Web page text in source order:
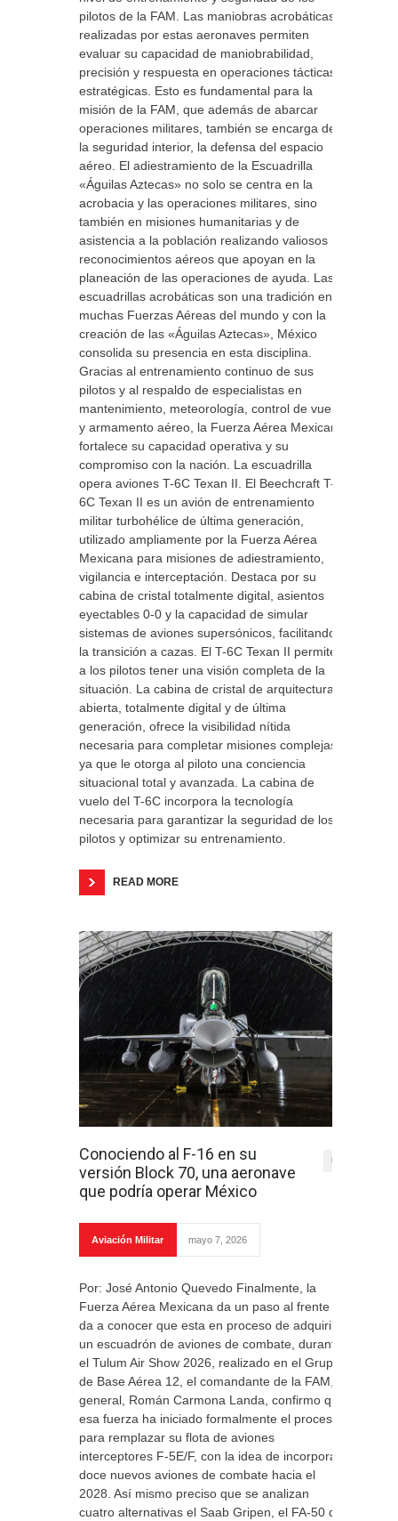
pilotos de la FAM. Las maniobras acrobáticas
realizadas por estas aeronaves permiten
evaluar su capacidad de maniobrabilidad,
precisión y respuesta en operaciones tácticas y
estratégicas. Esto es fundamental para la
misión de la FAM, que además de abarcar
operaciones militares, también se encarga de
la seguridad interior, la defensa del espacio
aéreo. El adiestramiento de la Escuadrilla
«Águilas Aztecas» no solo se centra en la
acrobacia y las operaciones militares, sino
también en misiones humanitarias y de
asistencia a la población realizando valiosos
reconocimientos aéreos que apoyan en la
planeación de las operaciones de ayuda. Las
escuadrillas acrobáticas son una tradición en
muchas Fuerzas Aéreas del mundo y con la
creación de las «Águilas Aztecas», México
consolida su presencia en esta disciplina.
Gracias al entrenamiento continuo de sus
pilotos y al respaldo de especialistas en
mantenimiento, meteorología, control de vuelo
y armamento aéreo, la Fuerza Aérea Mexicana
fortalece su capacidad operativa y su
compromiso con la nación. La escuadrilla
opera aviones T-6C Texan II. El Beechcraft T-
6C Texan II es un avión de entrenamiento
militar turbohélice de última generación,
utilizado ampliamente por la Fuerza Aérea
Mexicana para misiones de adiestramiento,
vigilancia e interceptación. Destaca por su
cabina de cristal totalmente digital, asientos
eyectables 0-0 y la capacidad de simular
sistemas de aviones supersónicos, facilitando
la transición a cazas. El T-6C Texan II permite
a los pilotos tener una visión completa de la
situación. La cabina de cristal de arquitectura
abierta, totalmente digital y de última
generación, ofrece la visibilidad nítida
necesaria para completar misiones complejas,
ya que le otorga al piloto una conciencia
situacional total y avanzada. La cabina de
vuelo del T-6C incorpora la tecnología
necesaria para garantizar la seguridad de los
pilotos y optimizar su entrenamiento.
READ MORE
Conociendo al F-16 en su
versión Block 70, una aeronave
que podría operar México
0
Aviación Militar mayo 7, 2026
Por: José Antonio Quevedo Finalmente, la
Fuerza Aérea Mexicana da un paso al frente y
da a conocer que esta en proceso de adquirir
un escuadrón de aviones de combate, durante
el Tulum Air Show 2026, realizado en el Grupo
de Base Aérea 12, el comandante de la FAM,
general, Román Carmona Landa, confirmo que
esa fuerza ha iniciado formalmente el proceso
para remplazar su flota de aviones
interceptores F-5E/F, con la idea de incorporar
doce nuevos aviones de combate hacia el
2028. Así mismo preciso que se analizan
cuatro alternativas el Saab Gripen, el FA-50 de